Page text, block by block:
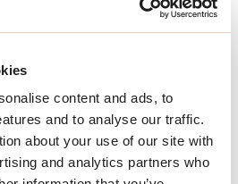
content and ads, to
and to analyse our traffic.
about your use of our site with
and analytics partners who
#Oplevering